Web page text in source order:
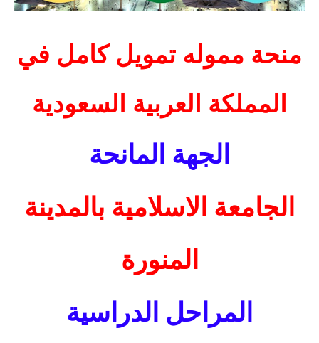
منحة مموله تمويل كامل في
المملكة العربية السعودية
الجهة المانحة
الجامعة الاسلامية بالمدينة
المنورة
المراحل الدراسية